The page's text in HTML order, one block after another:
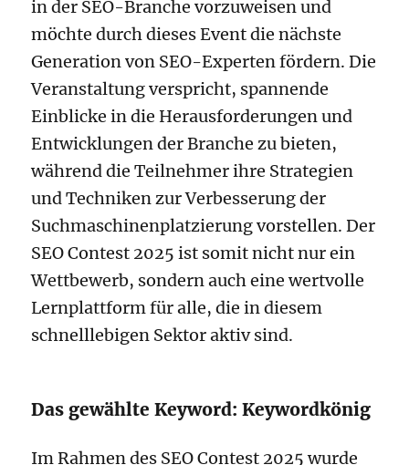
in der SEO-Branche vorzuweisen und
möchte durch dieses Event die nächste
Generation von SEO-Experten fördern. Die
Veranstaltung verspricht, spannende
Einblicke in die Herausforderungen und
Entwicklungen der Branche zu bieten,
während die Teilnehmer ihre Strategien
und Techniken zur Verbesserung der
Suchmaschinenplatzierung vorstellen. Der
SEO Contest 2025 ist somit nicht nur ein
Wettbewerb, sondern auch eine wertvolle
Lernplattform für alle, die in diesem
schnelllebigen Sektor aktiv sind.
Das gewählte Keyword: Keywordkönig
Im Rahmen des SEO Contest 2025 wurde